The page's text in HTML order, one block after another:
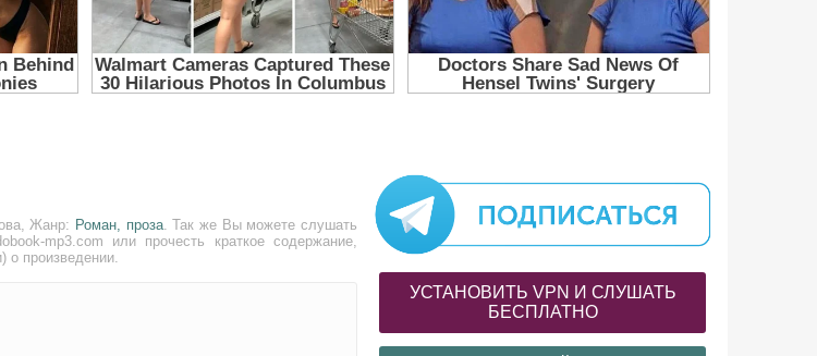
Жанр: Роман, проза. Так же Вы можете слушать
mp3.com или прочесть краткое содержание,
о произведении.
УСТАНОВИТЬ VPN И СЛУШАТЬ
БЕСПЛАТНО